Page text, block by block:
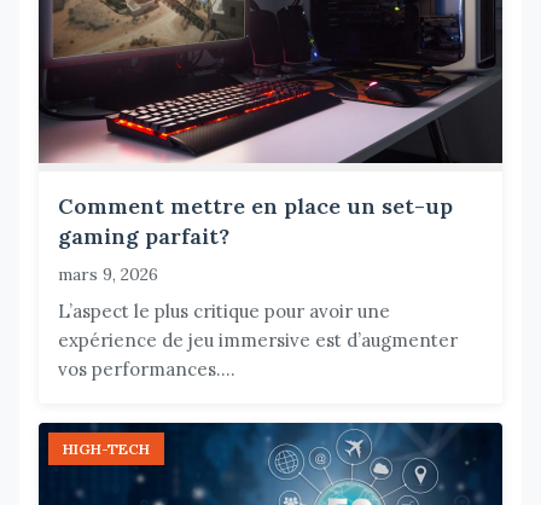
Comment mettre en place un set-up
gaming parfait?
mars 9, 2026
L’aspect le plus critique pour avoir une
expérience de jeu immersive est d’augmenter
vos performances....
HIGH-TECH